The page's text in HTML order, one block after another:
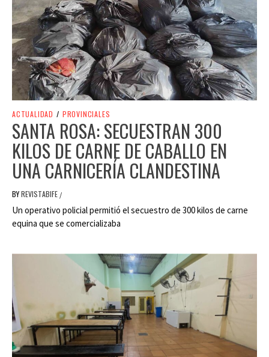
ACTUALIDAD / PROVINCIALES
SANTA ROSA: SECUESTRAN 300
KILOS DE CARNE DE CABALLO EN
UNA CARNICERÍA CLANDESTINA
BYREVISTABIFE /
Un operativo policial permitió el secuestro de 300 kilos de carne
equina que se comercializaba